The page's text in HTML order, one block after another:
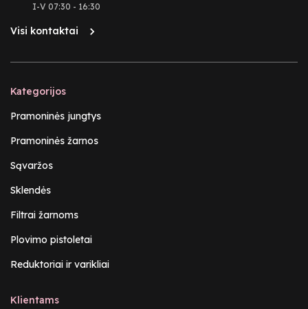
I-V 07:30 - 16:30
Visi kontaktai
Kategorijos
Pramoninės jungtys
Pramoninės žarnos
Sąvaržos
Sklendės
Filtrai žarnoms
Plovimo pistoletai
Reduktoriai ir varikliai
Klientams